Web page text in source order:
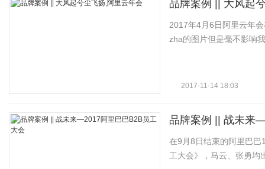
字
品牌案例 || 大风起
2017年4月6日阿里云年
zha的图片但是毫不影响
2017-11-14 18:03
品牌案例 || 战未来
在9月8日结束的阿里巴
工大会》，马云、张勇均